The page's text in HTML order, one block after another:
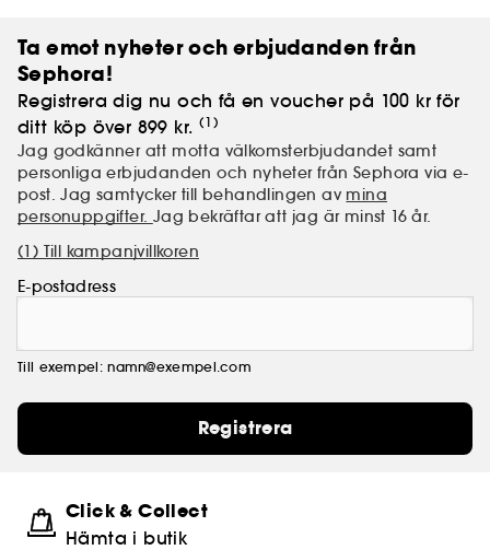
Ta emot nyheter och erbjudanden från
Sephora!
Registrera dig nu och få en voucher på 100 kr för
ditt köp över 899 kr. (1)
Jag godkänner att motta välkomsterbjudandet samt
personliga erbjudanden och nyheter från Sephora via e-
post. Jag samtycker till behandlingen av mina
personuppgifter. Jag bekräftar att jag är minst 16 år.
(1) Till kampanjvillkoren
E-postadress
Till exempel: namn@exempel.com
Registrera
Click & Collect
Hämta i butik​